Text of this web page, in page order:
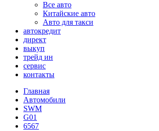
Все авто
Китайские авто
Авто для такси
автокредит
директ
выкуп
трейд ин
сервис
контакты
Главная
Автомобили
SWM
G01
6567